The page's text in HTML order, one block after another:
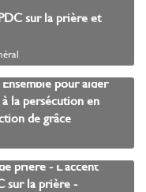
sur la prière et
pour aider
la persécution en
de grâce
prière - L'accent
sur la prière -